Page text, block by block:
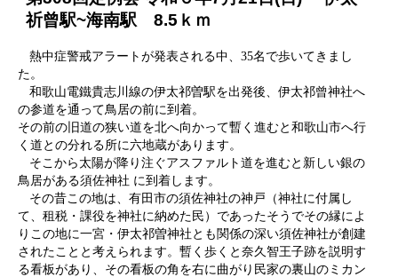
祈曾駅~海南駅 8.5ｋｍ
熱中症警戒アラートが発表される中、35名で歩いてきまし
た。
和歌山電鐵貴志川線の伊太祁曽駅を出発後、伊太祁曾神社へ
の参道を通って鳥居の前に到着。
その前の旧道の狭い道を北へ向かって暫く進むと和歌山市へ行
く道との分れる所に六地蔵があります。
そこから太陽が降り注ぐアスファルト道を進むと新しい銀の
鳥居がある須佐神社 に到着します。
その昔この地は、有田市の須佐神社の神戸（神社に付属し
て、租税・課役を神社に納めた民）であったそうでその縁によ
りこの地に一宮・伊太祁曽神社とも関係の深い須佐神社が創建
されたことと考えられます。暫く歩くと奈久智王子跡を説明す
る看板があり、その看板の角を右に曲がり民家の裏山のミカン